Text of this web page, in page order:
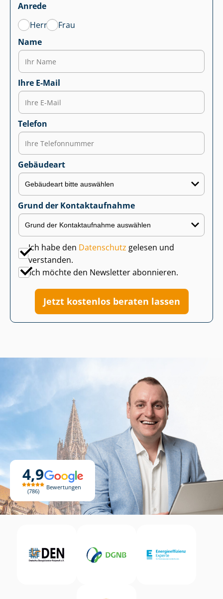
4,9
786
Bewertungen
Anrede
Herr
Frau
Name
Ihre E-Mail
Telefon
Gebäudeart
Grund der Kontaktaufnahme
Ich habe den Datenschutz gelesen und
verstanden.
Ich möchte den Newsletter abonnieren.
Jetzt kostenlos beraten lassen